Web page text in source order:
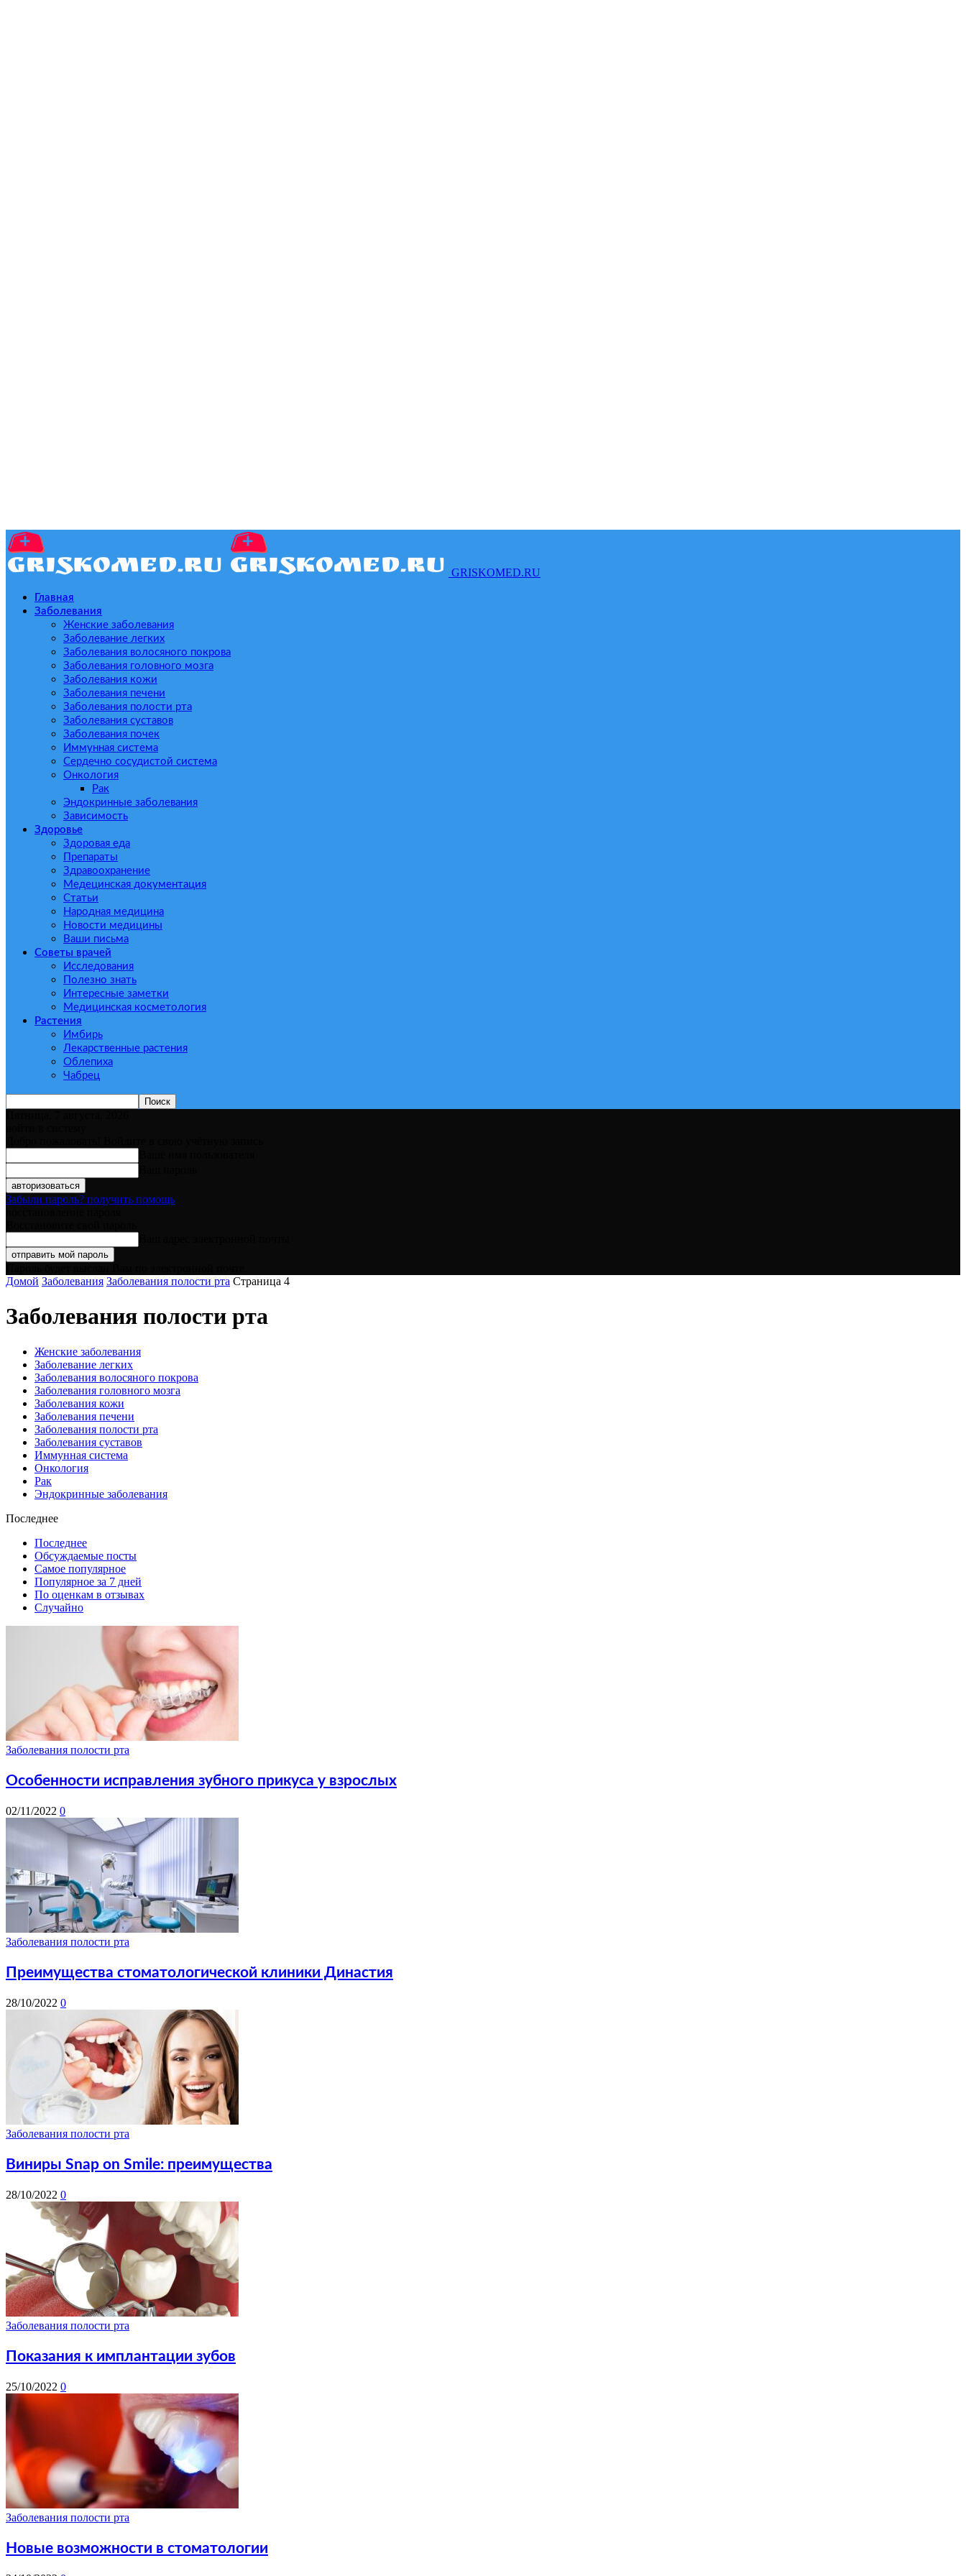
GRISKOMED.RU
Главная
Заболевания
Женские заболевания
Заболевание легких
Заболевания волосяного покрова
Заболевания головного мозга
Заболевания кожи
Заболевания печени
Заболевания полости рта
Заболевания суставов
Заболевания почек
Иммунная система
Сердечно сосудистой система
Онкология
Рак
Эндокринные заболевания
Зависимость
Здоровье
Здоровая еда
Препараты
Здравоохранение
Медецинская документация
Статьи
Народная медицина
Новости медицины
Ваши письма
Советы врачей
Исследования
Полезно знать
Интересные заметки
Медицинская косметология
Растения
Имбирь
Лекарственные растения
Облепиха
Чабрец
Забыли пароль? получить помощь
Домой Заболевания Заболевания полости рта Страница 4
Заболевания полости рта
Женские заболевания
Заболевание легких
Заболевания волосяного покрова
Заболевания головного мозга
Заболевания кожи
Заболевания печени
Заболевания полости рта
Заболевания суставов
Иммунная система
Онкология
Рак
Эндокринные заболевания
Последнее
Последнее
Обсуждаемые посты
Самое популярное
Популярное за 7 дней
По оценкам в отзывах
Случайно
Заболевания полости рта
Особенности исправления зубного прикуса у взрослых
02/11/2022 0
Заболевания полости рта
Преимущества стоматологической клиники Династия
28/10/2022 0
Заболевания полости рта
Виниры Snap on Smile: преимущества
28/10/2022 0
Заболевания полости рта
Показания к имплантации зубов
25/10/2022 0
Заболевания полости рта
Новые возможности в стоматологии